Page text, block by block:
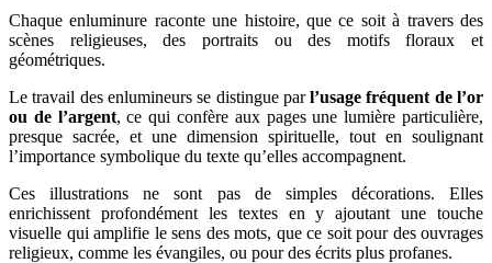
Chaque enluminure raconte une histoire, que ce soit à travers des
scènes religieuses, des portraits ou des motifs floraux et
géométriques.
Le travail des enlumineurs se distingue parl’usage fréquent de l’or
ou de l’argent, ce qui confère aux pages une lumière particulière,
presque sacrée, et une dimension spirituelle, tout en soulignant
l’importance symbolique du texte qu’elles accompagnent.
Ces illustrations ne sont pas de simples décorations. Elles
enrichissent profondément les textes en y ajoutant une touche
visuelle qui amplifie le sens des mots, que ce soit pour des ouvrages
religieux, comme les évangiles, ou pour des écrits plus profanes.